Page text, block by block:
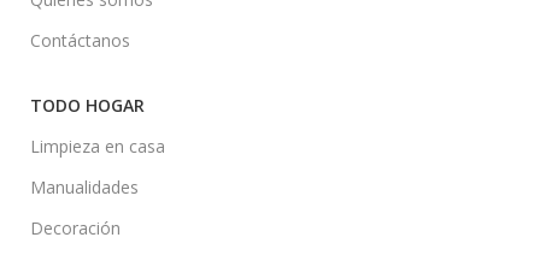
Contáctanos
TODO HOGAR
Limpieza en casa
Manualidades
Decoración